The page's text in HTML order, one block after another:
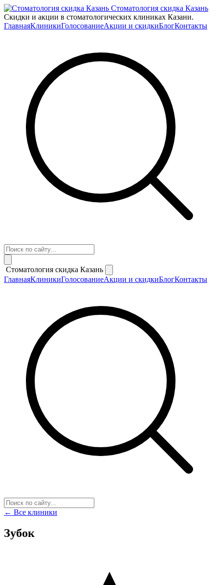
Стоматология скидка Казань
Скидки и акции в стоматологических клиниках Казани.
ГлавнаяКлиникиГолосованиеАкции и скидкиБлогКонтакты
Стоматология скидка Казань
ГлавнаяКлиникиГолосованиеАкции и скидкиБлогКонтакты
← Все клиники
Зубок